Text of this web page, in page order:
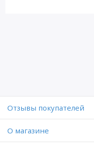
Отзывы покупателей
O магазине